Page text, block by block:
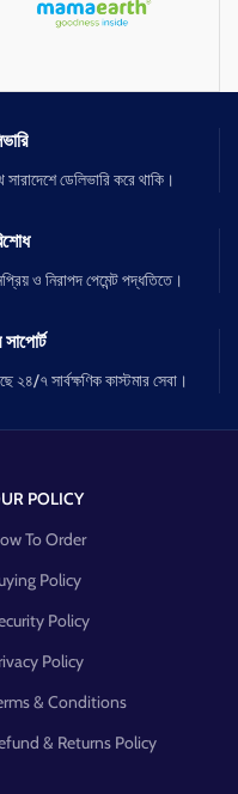
ডেলিভারি করে থাকি।
ও নিরাপদ পেমেন্ট পদ্ধতিতে।
সাপোর্ট
৭ সার্বক্ষণিক কাস্টমার সেবা।
POLICY
To Order
Policy
Policy
Policy
& Conditions
& Returns Policy